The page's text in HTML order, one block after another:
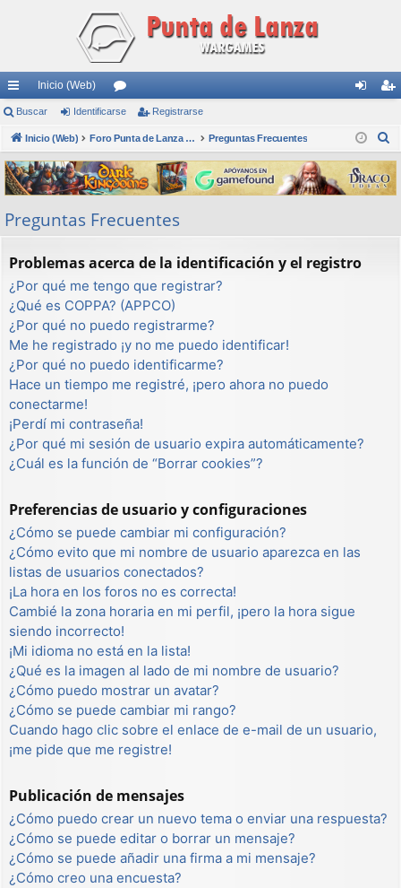
nl
ac
es
rá
pi
Inicio (Web)
or
os nti
fic
ar
ist
ra
rs
Buscar Identificarse Registrarse
Inicio (Web) Foro Punta de Lanza Wargames Preguntas Frecuentes
s
c
r
Preguntas Frecuentes
Problemas acerca de la identificación y el registro
¿Por qué me tengo que registrar?
¿Qué es COPPA? (APPCO)
¿Por qué no puedo registrarme?
Me he registrado ¡y no me puedo identificar!
¿Por qué no puedo identificarme?
Hace un tiempo me registré, ¡pero ahora no puedo
conectarme!
¡Perdí mi contraseña!
¿Por qué mi sesión de usuario expira automáticamente?
¿Cuál es la función de “Borrar cookies”?
Preferencias de usuario y configuraciones
¿Cómo se puede cambiar mi configuración?
¿Cómo evito que mi nombre de usuario aparezca en las
listas de usuarios conectados?
¡La hora en los foros no es correcta!
Cambié la zona horaria en mi perfil, ¡pero la hora sigue
siendo incorrecto!
¡Mi idioma no está en la lista!
¿Qué es la imagen al lado de mi nombre de usuario?
¿Cómo puedo mostrar un avatar?
¿Cómo se puede cambiar mi rango?
Cuando hago clic sobre el enlace de e-mail de un usuario,
¡me pide que me registre!
Publicación de mensajes
¿Cómo puedo crear un nuevo tema o enviar una respuesta?
¿Cómo se puede editar o borrar un mensaje?
¿Cómo se puede añadir una firma a mi mensaje?
¿Cómo creo una encuesta?